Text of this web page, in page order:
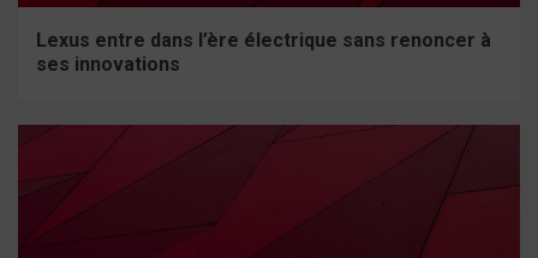
Lexus entre dans l’ère électrique sans renoncer à
ses innovations